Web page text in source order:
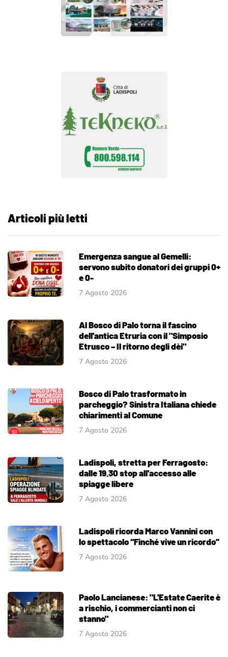
Articoli più letti
Emergenza sangue al Gemelli:
servono subito donatori dei gruppi 0+
e 0-
7 Agosto 2026
Al Bosco di Palo torna il fascino
dell'antica Etruria con il "Simposio
Etrusco – Il ritorno degli dèi"
7 Agosto 2026
Bosco di Palo trasformato in
parcheggio? Sinistra Italiana chiede
chiarimenti al Comune
7 Agosto 2026
Ladispoli, stretta per Ferragosto:
dalle 19.30 stop all'accesso alle
spiagge libere
7 Agosto 2026
Ladispoli ricorda Marco Vannini con
lo spettacolo “Finché vive un ricordo”
7 Agosto 2026
Paolo Lancianese: "L'Estate Caerite è
a rischio, i commercianti non ci
stanno"
7 Agosto 2026